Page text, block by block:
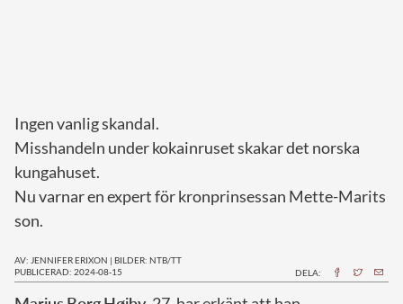
Ingen vanlig skandal.
Misshandeln under kokainruset skakar det norska
kungahuset.
Nu varnar en expert för kronprinsessan Mette-Marits
son.
AV: JENNIFER ERIXON | BILDER: NTB/TT
PUBLICERAD: 2024-08-15
DELA: